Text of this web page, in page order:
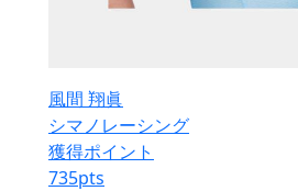
風間 翔眞
シマノレーシング
獲得ポイント
735pts